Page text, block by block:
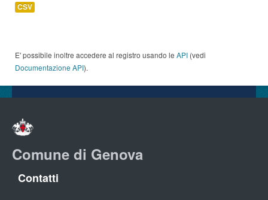
CSV
E' possibile inoltre accedere al registro usando le API (vedi
Documentazione API).
Comune di Genova
Contatti